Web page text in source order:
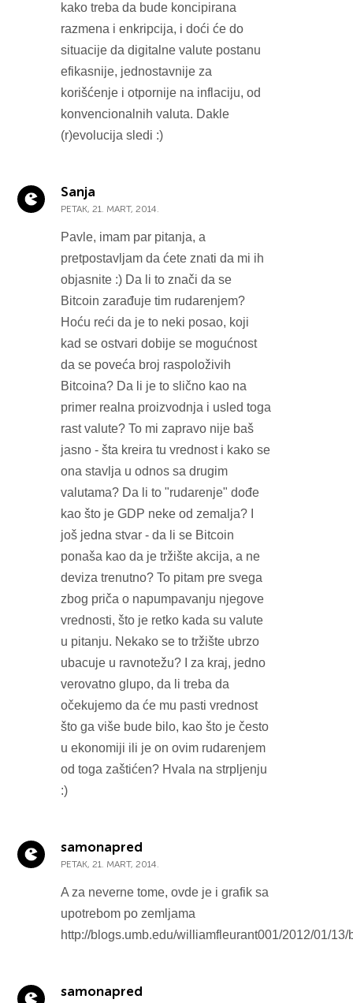
kako treba da bude koncipirana
razmena i enkripcija, i doći će do
situacije da digitalne valute postanu
efikasnije, jednostavnije za
korišćenje i otpornije na inflaciju, od
konvencionalnih valuta. Dakle
(r)evolucija sledi :)
Sanja
PETAK, 21. MART, 2014.
Pavle, imam par pitanja, a
pretpostavljam da ćete znati da mi ih
objasnite :) Da li to znači da se
Bitcoin zarađuje tim rudarenjem?
Hoću reći da je to neki posao, koji
kad se ostvari dobije se mogućnost
da se poveća broj raspoloživih
Bitcoina? Da li je to slično kao na
primer realna proizvodnja i usled toga
rast valute? To mi zapravo nije baš
jasno - šta kreira tu vrednost i kako se
ona stavlja u odnos sa drugim
valutama? Da li to "rudarenje" dođe
kao što je GDP neke od zemalja? I
još jedna stvar - da li se Bitcoin
ponaša kao da je tržište akcija, a ne
deviza trenutno? To pitam pre svega
zbog priča o napumpavanju njegove
vrednosti, što je retko kada su valute
u pitanju. Nekako se to tržište ubrzo
ubacuje u ravnotežu? I za kraj, jedno
verovatno glupo, da li treba da
očekujemo da će mu pasti vrednost
što ga više bude bilo, kao što je često
u ekonomiji ili je on ovim rudarenjem
od toga zaštićen? Hvala na strpljenju
:)
samonapred
PETAK, 21. MART, 2014.
A za neverne tome, ovde je i grafik sa
upotrebom po zemljama
http://blogs.umb.edu/williamfleurant001/2012/01/13/
samonapred